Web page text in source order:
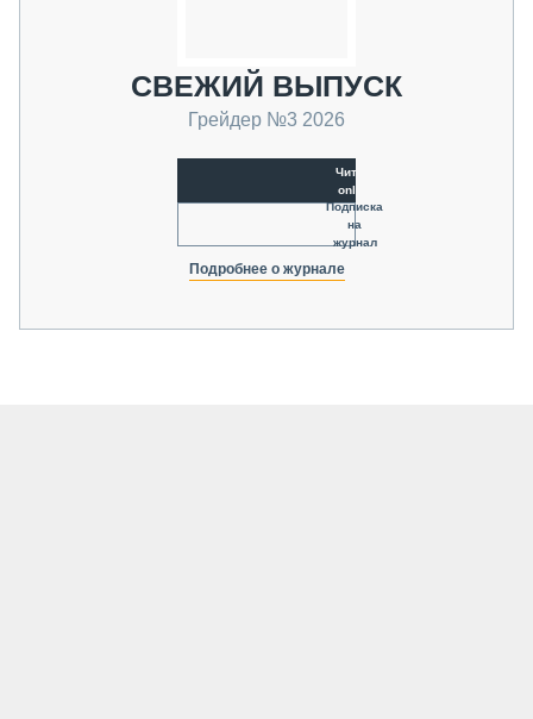
СВЕЖИЙ ВЫПУСК
Грейдер №3 2026
Читать
online
Подписка
на
журнал
Подробнее о журнале